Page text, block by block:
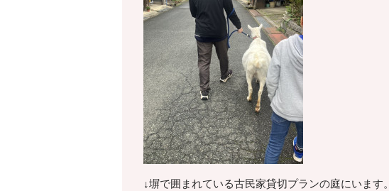
↓塀で囲まれている古民家貸切プランの庭にいます。